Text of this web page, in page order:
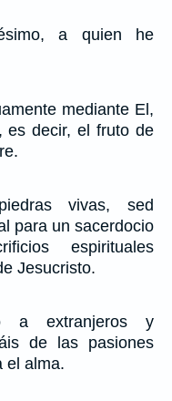
a quien he
mediante El,
es decir, el fruto de
vivas, sed
para un sacerdocio
espirituales
Jesucristo.
a extranjeros y
de las pasiones
el alma.